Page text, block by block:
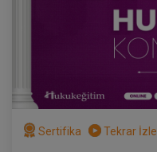
Sertifika Tekrar İzle